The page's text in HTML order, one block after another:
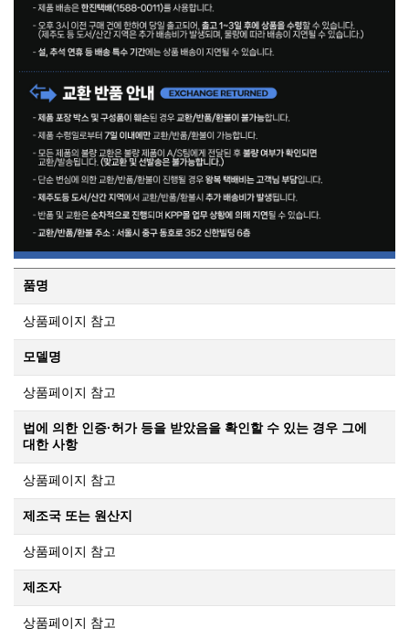
품명
상품페이지 참고
모델명
상품페이지 참고
법에 의한 인증·허가 등을 받았음을 확인할 수 있는 경우 그에
대한 사항
상품페이지 참고
제조국 또는 원산지
상품페이지 참고
제조자
상품페이지 참고